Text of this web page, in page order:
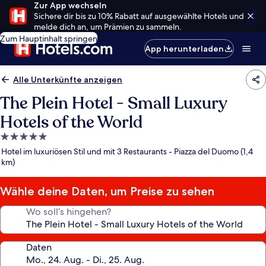
Zur App wechseln
Sichere dir bis zu 10% Rabatt auf ausgewählte Hotels und
melde dich an, um Prämien zu sammeln.
Zum Hauptinhalt springen
App herunterladen
Alle Unterkünfte anzeigen
The Plein Hotel - Small Luxury
Hotels of the World
5.0-
Sterne-
Unterkunft
Hotel im luxuriösen Stil und mit 3 Restaurants - Piazza del Duomo (1,4
km)
Wähle deine Daten, um Preise zu sehen
Wo soll’s hingehen?
Daten